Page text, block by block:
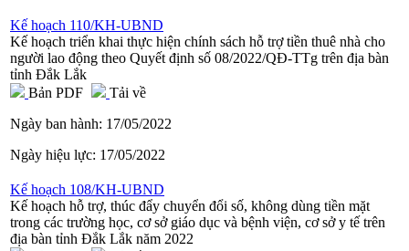
Kế hoạch 110/KH-UBND
Kế hoạch triển khai thực hiện chính sách hỗ trợ tiền thuê nhà cho
người lao động theo Quyết định số 08/2022/QĐ-TTg trên địa bàn
tỉnh Đắk Lắk
Bản PDF
Tải về
Ngày ban hành: 17/05/2022
Ngày hiệu lực: 17/05/2022
Kế hoạch 108/KH-UBND
Kế hoạch hỗ trợ, thúc đẩy chuyển đổi số, không dùng tiền mặt
trong các trường học, cơ sở giáo dục và bệnh viện, cơ sở y tế trên
địa bàn tỉnh Đắk Lắk năm 2022